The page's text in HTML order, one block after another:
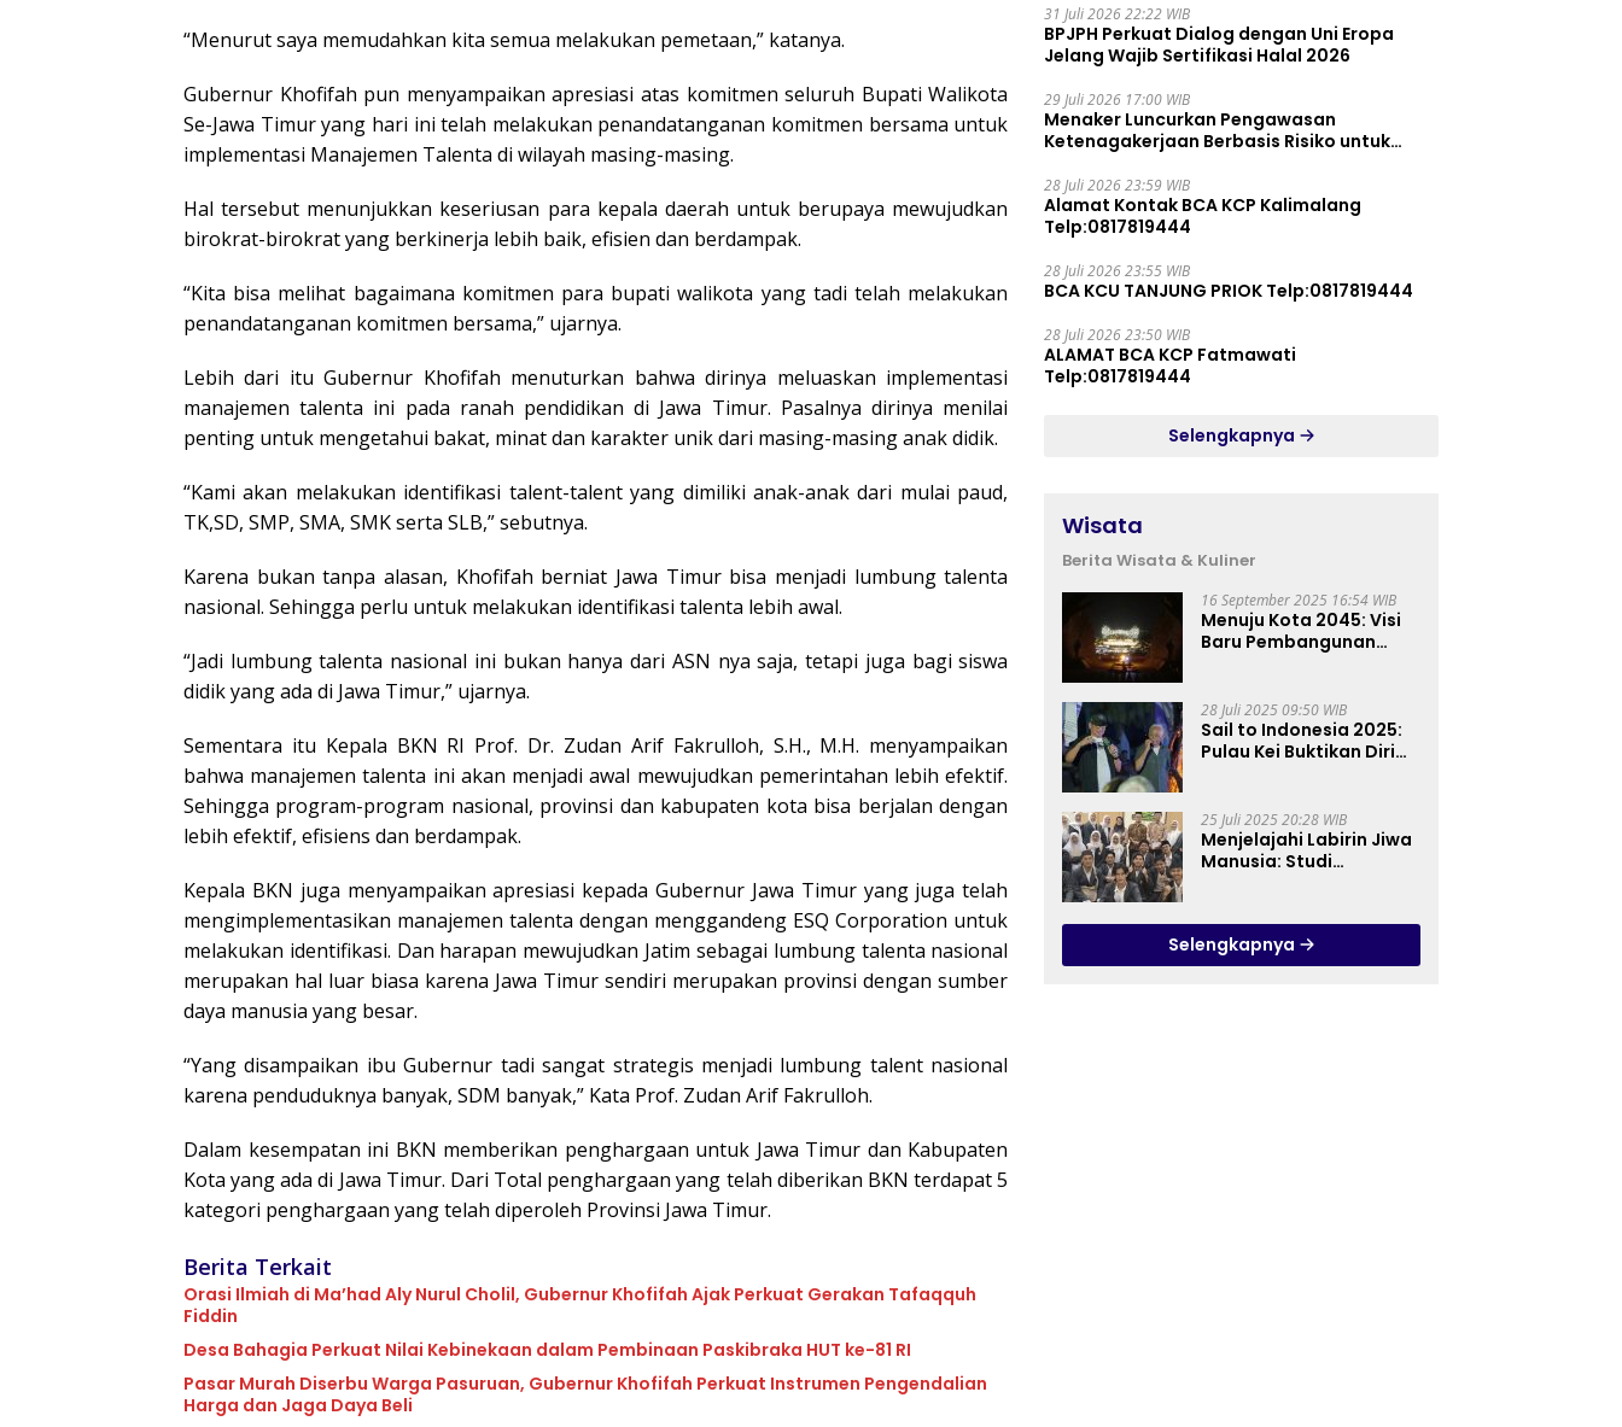
“Menurut saya memudahkan kita semua melakukan pemetaan,” katanya.
Gubernur Khofifah pun menyampaikan apresiasi atas komitmen seluruh Bupati Walikota
Se-Jawa Timur yang hari ini telah melakukan penandatanganan komitmen bersama untuk
implementasi Manajemen Talenta di wilayah masing-masing.
Hal tersebut menunjukkan keseriusan para kepala daerah untuk berupaya mewujudkan
birokrat-birokrat yang berkinerja lebih baik, efisien dan berdampak.
“Kita bisa melihat bagaimana komitmen para bupati walikota yang tadi telah melakukan
penandatanganan komitmen bersama,” ujarnya.
Lebih dari itu Gubernur Khofifah menuturkan bahwa dirinya meluaskan implementasi
manajemen talenta ini pada ranah pendidikan di Jawa Timur. Pasalnya dirinya menilai
penting untuk mengetahui bakat, minat dan karakter unik dari masing-masing anak didik.
“Kami akan melakukan identifikasi talent-talent yang dimiliki anak-anak dari mulai paud,
TK,SD, SMP, SMA, SMK serta SLB,” sebutnya.
Karena bukan tanpa alasan, Khofifah berniat Jawa Timur bisa menjadi lumbung talenta
nasional. Sehingga perlu untuk melakukan identifikasi talenta lebih awal.
“Jadi lumbung talenta nasional ini bukan hanya dari ASN nya saja, tetapi juga bagi siswa
didik yang ada di Jawa Timur,” ujarnya.
Sementara itu Kepala BKN RI Prof. Dr. Zudan Arif Fakrulloh, S.H., M.H. menyampaikan
bahwa manajemen talenta ini akan menjadi awal mewujudkan pemerintahan lebih efektif.
Sehingga program-program nasional, provinsi dan kabupaten kota bisa berjalan dengan
lebih efektif, efisiens dan berdampak.
Kepala BKN juga menyampaikan apresiasi kepada Gubernur Jawa Timur yang juga telah
mengimplementasikan manajemen talenta dengan menggandeng ESQ Corporation untuk
melakukan identifikasi. Dan harapan mewujudkan Jatim sebagai lumbung talenta nasional
merupakan hal luar biasa karena Jawa Timur sendiri merupakan provinsi dengan sumber
daya manusia yang besar.
“Yang disampaikan ibu Gubernur tadi sangat strategis menjadi lumbung talent nasional
karena penduduknya banyak, SDM banyak,” Kata Prof. Zudan Arif Fakrulloh.
Dalam kesempatan ini BKN memberikan penghargaan untuk Jawa Timur dan Kabupaten
Kota yang ada di Jawa Timur. Dari Total penghargaan yang telah diberikan BKN terdapat 5
kategori penghargaan yang telah diperoleh Provinsi Jawa Timur.
Berita Terkait
Orasi Ilmiah di Ma’had Aly Nurul Cholil, Gubernur Khofifah Ajak Perkuat Gerakan Tafaqquh
Fiddin
Desa Bahagia Perkuat Nilai Kebinekaan dalam Pembinaan Paskibraka HUT ke-81 RI
Pasar Murah Diserbu Warga Pasuruan, Gubernur Khofifah Perkuat Instrumen Pengendalian
Harga dan Jaga Daya Beli
31 Juli 2026 22:22 WIB
BPJPH Perkuat Dialog dengan Uni Eropa
Jelang Wajib Sertifikasi Halal 2026
29 Juli 2026 17:00 WIB
Menaker Luncurkan Pengawasan
Ketenagakerjaan Berbasis Risiko untuk
28 Juli 2026 23:59 WIB
Alamat Kontak BCA KCP Kalimalang
Telp:0817819444
28 Juli 2026 23:55 WIB
BCA KCU TANJUNG PRIOK Telp:0817819444
28 Juli 2026 23:50 WIB
ALAMAT BCA KCP Fatmawati
Telp:0817819444
Selengkapnya
Wisata
Berita Wisata & Kuliner
16 September 2025 16:54 WIB
Menuju Kota 2045: Visi
Baru Pembangunan
28 Juli 2025 09:50 WIB
Sail to Indonesia 2025:
Pulau Kei Buktikan Diri
25 Juli 2025 20:28 WIB
Menjelajahi Labirin Jiwa
Manusia: Studi
Pandanaran di RSJ
Grhasia
Selengkapnya